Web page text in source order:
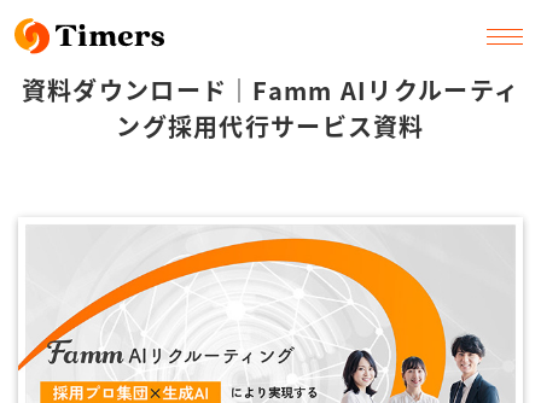
資料ダウンロード｜Famm AIリクルーティ
ング採用代行サービス資料